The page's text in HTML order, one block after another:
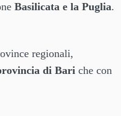
Basilicata e la Puglia.
regionali,
di Bari che con